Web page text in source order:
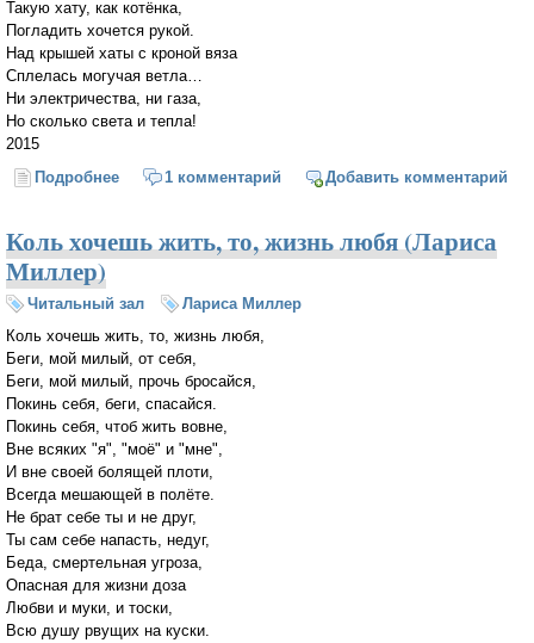
Такую хату, как котёнка,
Погладить хочется рукой.
Над крышей хаты с кроной вяза
Сплелась могучая ветла…
Ни электричества, ни газа,
Но сколько света и тепла!
2015
Подробнее о Ни электричества, ни газа
1 комментарий Добавить комментарий
Коль хочешь жить, то, жизнь любя (Лариса
Миллер)
Читальный зал
Лариса Миллер
Коль хочешь жить, то, жизнь любя,
Беги, мой милый, от себя,
Беги, мой милый, прочь бросайся,
Покинь себя, беги, спасайся.
Покинь себя, чтоб жить вовне,
Вне всяких "я", "моё" и "мне",
И вне своей болящей плоти,
Всегда мешающей в полёте.
Не брат себе ты и не друг,
Ты сам себе напасть, недуг,
Беда, смертельная угроза,
Опасная для жизни доза
Любви и муки, и тоски,
Всю душу рвущих на куски.